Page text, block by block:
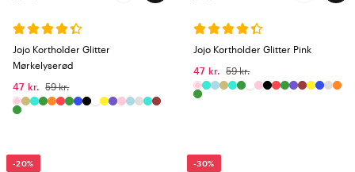
Jojo Kortholder Glitter
Mørkelyserød
47 kr.
59 kr.
Jojo Kortholder Glitter Pink
47 kr.
59 kr.
-20% -30%